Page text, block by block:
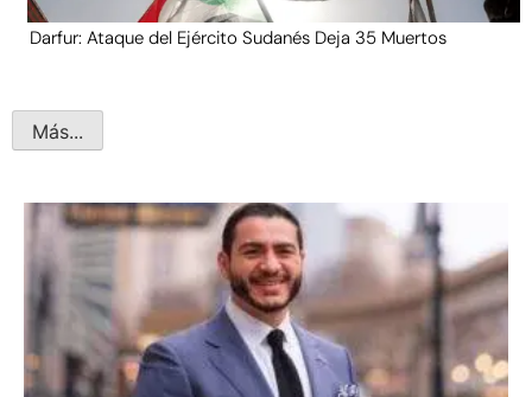
Darfur: Ataque del Ejército Sudanés Deja 35 Muertos
Más...